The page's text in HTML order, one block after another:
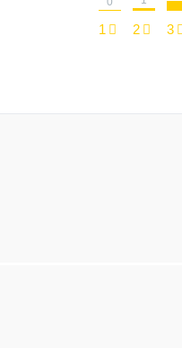
1 2 3